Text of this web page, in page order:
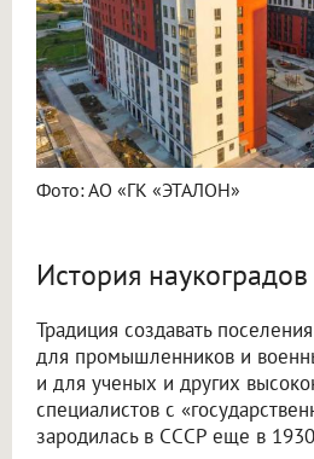
Фото: АО «ГК «ЭТАЛОН»
История
Традиция создавать
для промышленников и
и для ученых и других
специалистов с
зародилась в СССР еще в